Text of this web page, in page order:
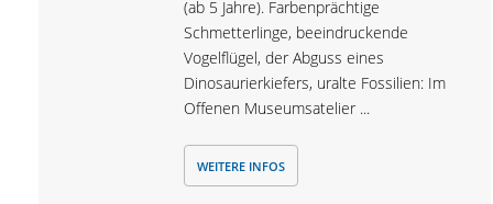
(ab 5 Jahre). Farbenprächtige
Schmetterlinge, beeindruckende
Vogelflügel, der Abguss eines
Dinosaurierkiefers, uralte Fossilien: Im
Offenen Museumsatelier ...
WEITERE INFOS